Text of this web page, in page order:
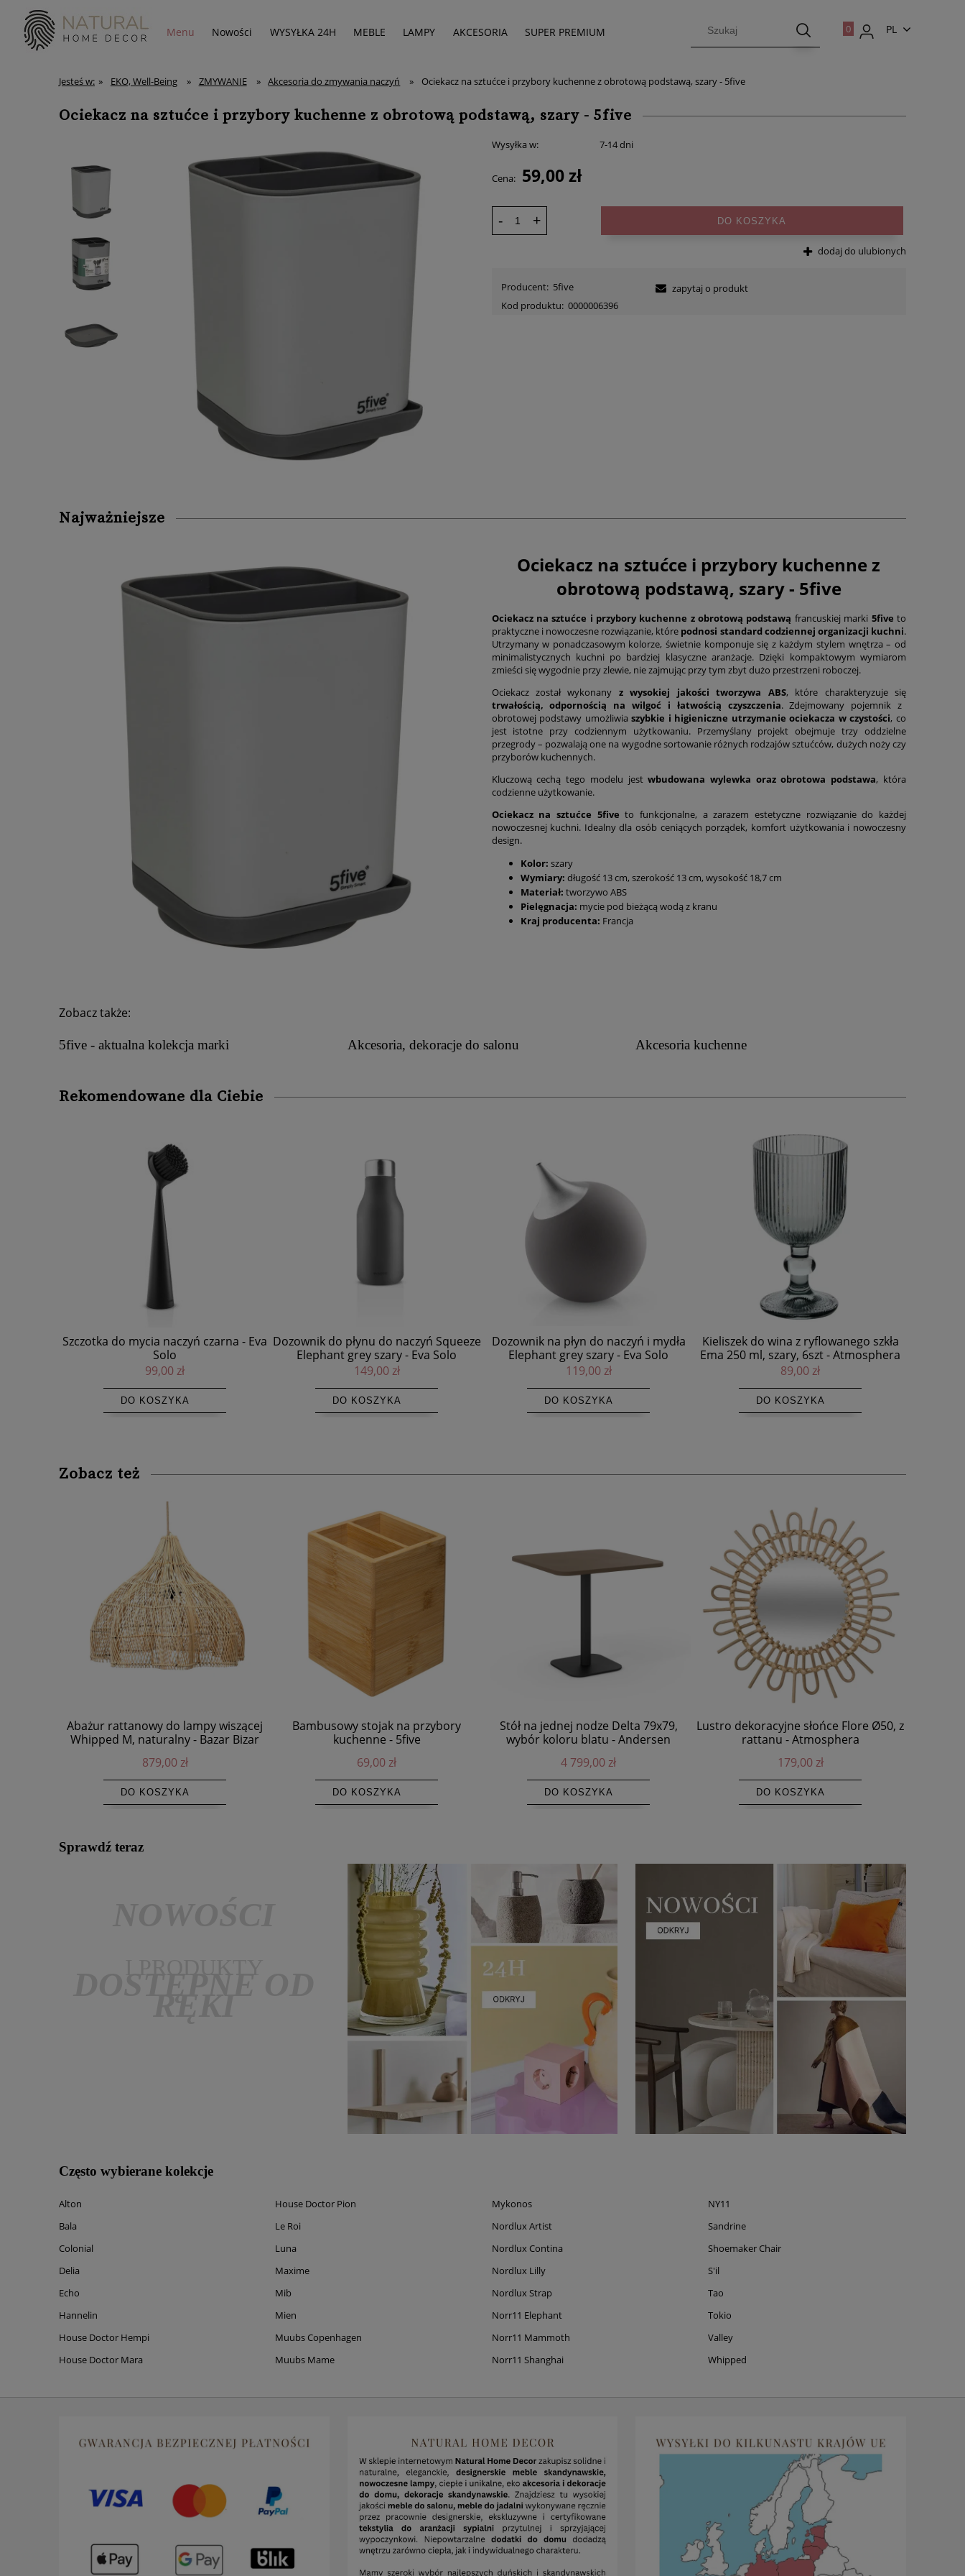
Menu Nowości WYSYŁKA 24H MEBLE LAMPY AKCESORIA SUPER PREMIUM
PL
Jesteś w: » EKO, Well-Being » ZMYWANIE » Akcesoria do zmywania naczyń » Ociekacz na sztućce i przybory kuchenne z obrotową podstawą, szary - 5five
Ociekacz na sztućce i przybory kuchenne z obrotową podstawą, szary - 5five
Wysyłka w: 7-14 dni
Cena: 59,00 zł
- + DO KOSZYKA
dodaj do ulubionych
Producent: 5five
Kod produktu: 0000006396
zapytaj o produkt
Najważniejsze
Ociekacz na sztućce i przybory kuchenne z
obrotową podstawą, szary - 5five
Ociekacz na sztućce i przybory kuchenne z obrotową podstawą francuskiej marki 5five to
praktyczne i nowoczesne rozwiązanie, które podnosi standard codziennej organizacji kuchni.
Utrzymany w ponadczasowym kolorze, świetnie komponuje się z każdym stylem wnętrza – od
minimalistycznych kuchni po bardziej klasyczne aranżacje. Dzięki kompaktowym wymiarom
zmieści się wygodnie przy zlewie, nie zajmując przy tym zbyt dużo przestrzeni roboczej.
Ociekacz został wykonany z wysokiej jakości tworzywa ABS, które charakteryzuje się
trwałością, odpornością na wilgoć i łatwością czyszczenia. Zdejmowany pojemnik z
obrotowej podstawy umożliwiaszybkie i higieniczne utrzymanie ociekacza w czystości, co
jest istotne przy codziennym użytkowaniu. Przemyślany projekt obejmuje trzy oddzielne
przegrody – pozwalają one na wygodne sortowanie różnych rodzajów sztućców, dużych noży czy
przyborów kuchennych.
Kluczową cechą tego modelu jestwbudowana wylewka oraz obrotowa podstawa, która
codzienne użytkowanie.
Ociekacz na sztućce 5five to funkcjonalne, a zarazem estetyczne rozwiązanie do każdej
nowoczesnej kuchni. Idealny dla osób ceniących porządek, komfort użytkowania i nowoczesny
design.
Kolor: szary
Wymiary: długość 13 cm, szerokość 13 cm, wysokość 18,7 cm
Materiał: tworzywo ABS
Pielęgnacja: mycie pod bieżącą wodą z kranu
Kraj producenta: Francja
Zobacz także:
5five - aktualna kolekcja marki Akcesoria, dekoracje do salonu Akcesoria kuchenne
Rekomendowane dla Ciebie
Szczotka do mycia naczyń czarna - Eva
Solo
99,00 zł
DO KOSZYKA
Dozownik do płynu do naczyń Squeeze
Elephant grey szary - Eva Solo
149,00 zł
DO KOSZYKA
Dozownik na płyn do naczyń i mydła
Elephant grey szary - Eva Solo
119,00 zł
DO KOSZYKA
Kieliszek do wina z ryflowanego szkła
Ema 250 ml, szary, 6szt - Atmosphera
89,00 zł
DO KOSZYKA
Zobacz też
Abażur rattanowy do lampy wiszącej
Whipped M, naturalny - Bazar Bizar
879,00 zł
DO KOSZYKA
Bambusowy stojak na przybory
kuchenne - 5five
69,00 zł
DO KOSZYKA
Stół na jednej nodze Delta 79x79,
wybór koloru blatu - Andersen
4 799,00 zł
DO KOSZYKA
Lustro dekoracyjne słońce Flore Ø50, z
rattanu - Atmosphera
179,00 zł
DO KOSZYKA
Sprawdź teraz
Często wybierane kolekcje
Alton
Bala
Colonial
Delia
Echo
Hannelin
House Doctor Hempi
House Doctor Mara
House Doctor Pion
Le Roi
Luna
Maxime
Mib
Mien
Muubs Copenhagen
Muubs Mame
Mykonos
Nordlux Artist
Nordlux Contina
Nordlux Lilly
Nordlux Strap
Norr11 Elephant
Norr11 Mammoth
Norr11 Shanghai
NY11
Sandrine
Shoemaker Chair
S'il
Tao
Tokio
Valley
Whipped